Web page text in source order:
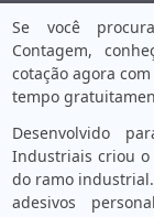
Se você
Contagem,
cotação agora
tempo
Desenvolvido
Industriais criou
do ramo
adesivos